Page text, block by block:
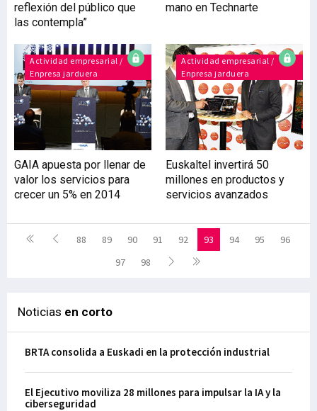
reflexión del público que
las contempla”
mano en Technarte
Actividad empresarial /
Enpresa jarduera
GAIA apuesta por llenar de
valor los servicios para
crecer un 5% en 2014
Actividad empresarial /
Enpresa jarduera
Euskaltel invertirá 50
millones en productos y
servicios avanzados
88 89 90 91 92 93 94 95
96
97
98
Noticias en corto
BRTA consolida a Euskadi en la protección industrial
El Ejecutivo moviliza 28 millones para impulsar la IA y la
ciberseguridad